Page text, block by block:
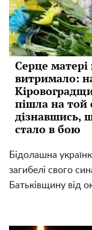
Серце матері
витримало:
пішла на той
дізнавшись,
стало в бою
Бідолашна
загибелі свого
Батьківщину від